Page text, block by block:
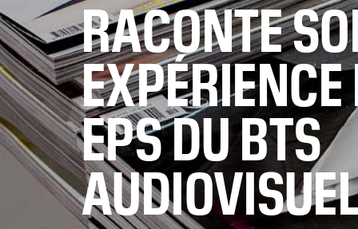
RACONTE
EPS DU BTS